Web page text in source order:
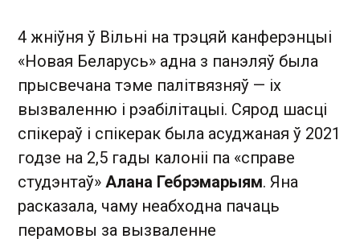
4 жніўня ў Вільні на трэцяй канферэнцыі
«Новая Беларусь» адна з панэляў была
прысвечана тэме палітвязняў — іх
вызваленню і рэабілітацыі. Сярод шасці
спікераў і спікерак была асуджаная ў 2021
годзе на 2,5 гады калоніі па «справе
студэнтаў» Алана Гебрэмарыям. Яна
расказала, чаму неабходна пачаць
перамовы за вызваленне